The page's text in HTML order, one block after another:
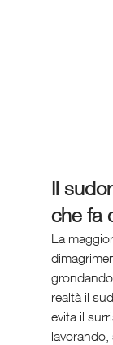
Il
che fa
La
realtà il
evita il